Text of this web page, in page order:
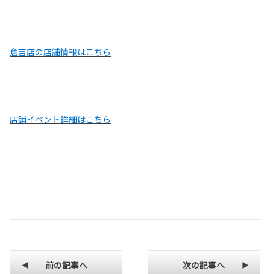
倉吉店の店舗情報はこちら
店舗イベント詳細はこちら
前の記事へ 次の記事へ